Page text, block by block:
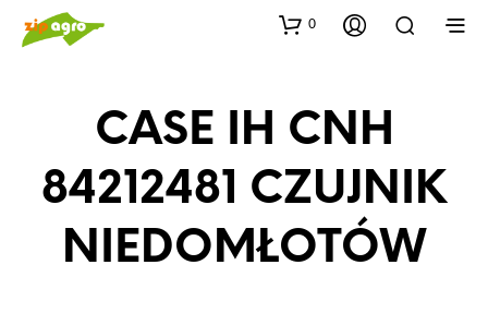
0
CASE IH CNH
84212481 CZUJNIK
NIEDOMŁOTÓW